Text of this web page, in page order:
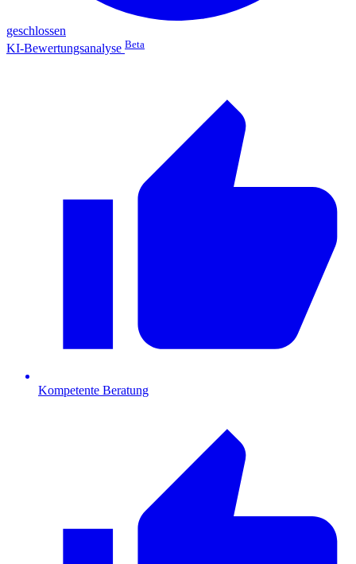
geschlossen
KI-Bewertungsanalyse Beta
Kompetente Beratung